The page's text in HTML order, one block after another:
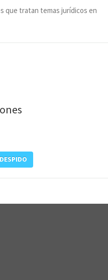
que tratan temas jurídicos en